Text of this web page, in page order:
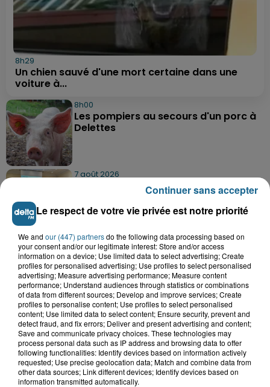
8h29
Un chien sauvé d'une mort certaine dans une
voiture à...
8h00
Les pompiers au secours d'un porc à
Delettes
7 août 2026
Hazebrouck : bientôt une Maison
France Services "pour rapporter des...
7 août 2026
Inquiétude à Arques : Mathieu, 30 ans,
activement recherché
7 août 2026
Foot, Boulogne-sur-Mer : Grégory Thil,
un directeur sportif à...
Le respect de votre vie privée est notre priorité
We and our (447) partnersdo the following data processing based on
your consent and/or our legitimate interest: Store and/or access
information on a device; Use limited data to select advertising; Create
profiles for personalised advertising; Use profiles to select personalised
advertising; Measure advertising performance; Measure content
performance; Understand audiences through statistics or combinations
of data from different sources; Develop and improve services; Create
profiles to personalise content; Use profiles to select personalised
content; Use limited data to select content; Ensure security, prevent and
detect fraud, and fix errors; Deliver and present advertising and content;
Save and communicate privacy choices. These technologies may
process personal data such as IP address and browsing data to offer
following functionalities: Identify devices based on information actively
requested; Use precise geolocation data; Match and combine data from
other data sources; Link different devices; Identify devices based on
information transmitted automatically.
Continuer sans accepter